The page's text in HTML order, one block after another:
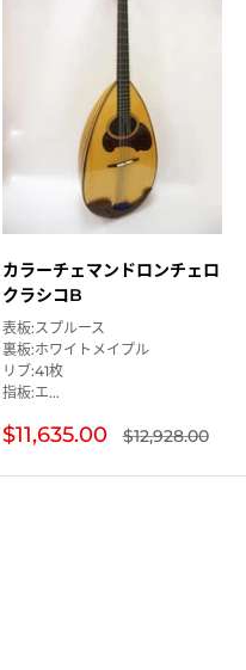
カラーチェマンドロンチェロ
クラシコB
表板:スプルース
裏板:ホワイトメイプル
リブ:41枚
指板:エ...
販
売
価
$11,635.00 通
常
$12,928.00